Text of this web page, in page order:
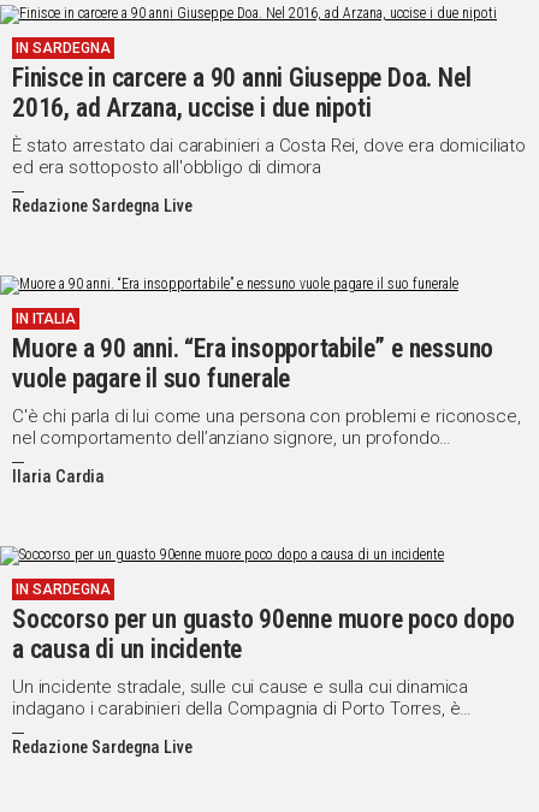
VIDEO
Vai
UNISCITI
WHATSAPP
Social
IN SARDEGNA
Finisce in carcere a 90 anni Giuseppe Doa. Nel
2016, ad Arzana, uccise i due nipoti
È stato arrestato dai carabinieri a Costa Rei, dove era domiciliato
ed era sottoposto all'obbligo di dimora
Redazione Sardegna Live
IN ITALIA
Muore a 90 anni. “Era insopportabile” e nessuno
vuole pagare il suo funerale
C'è chi parla di lui come una persona con problemi e riconosce,
nel comportamento dell’anziano signore, un profondo
malessere di fondo
Ilaria Cardia
IN SARDEGNA
Soccorso per un guasto 90enne muore poco dopo
a causa di un incidente
Un incidente stradale, sulle cui cause e sulla cui dinamica
indagano i carabinieri della Compagnia di Porto Torres, è
costato la vita a un uomo di Valledoria.
Redazione Sardegna Live